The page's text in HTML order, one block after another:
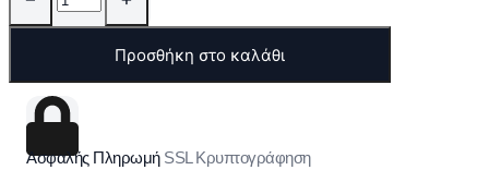
Προσθήκη στο καλάθι
Ασφαλής Πληρωμή SSL Κρυπτογράφηση